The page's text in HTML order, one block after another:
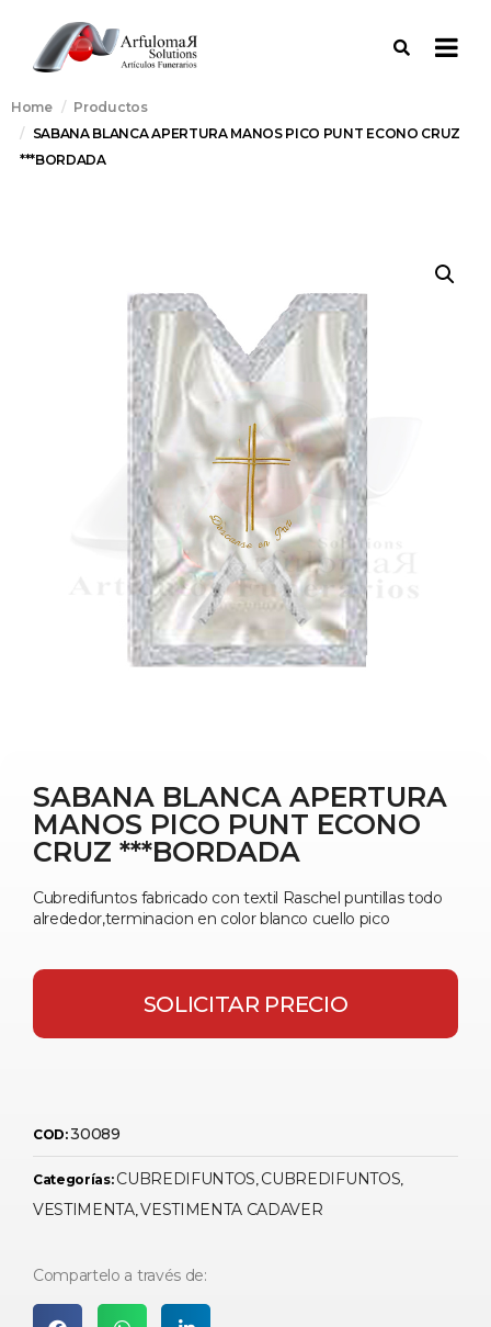
Home
Productos
SABANA BLANCA APERTURA MANOS PICO PUNT ECONO CRUZ
***BORDADA
SABANA BLANCA APERTURA
MANOS PICO PUNT ECONO
CRUZ ***BORDADA
Cubredifuntos fabricado con textil Raschel puntillas todo
alrededor,terminacion en color blanco cuello pico
SOLICITAR PRECIO
COD:30089
Categorías: CUBREDIFUNTOS, CUBREDIFUNTOS,
VESTIMENTA,VESTIMENTA CADAVER
Compartelo a través de: